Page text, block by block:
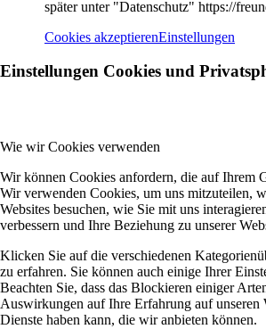
später unter "Datenschutz" https://
Cookies akzeptierenEinstellungen
Einstellungen Cookies und
Wie wir Cookies verwenden
Wir können Cookies anfordern, die auf Ihrem
Wir verwenden Cookies, um uns mitzuteilen,
Websites besuchen, wie Sie mit uns
verbessern und Ihre Beziehung zu unserer
Klicken Sie auf die verschiedenen
zu erfahren. Sie können auch einige Ihrer
Beachten Sie, dass das Blockieren einiger
Auswirkungen auf Ihre Erfahrung auf unseren
Dienste haben kann, die wir anbieten können.